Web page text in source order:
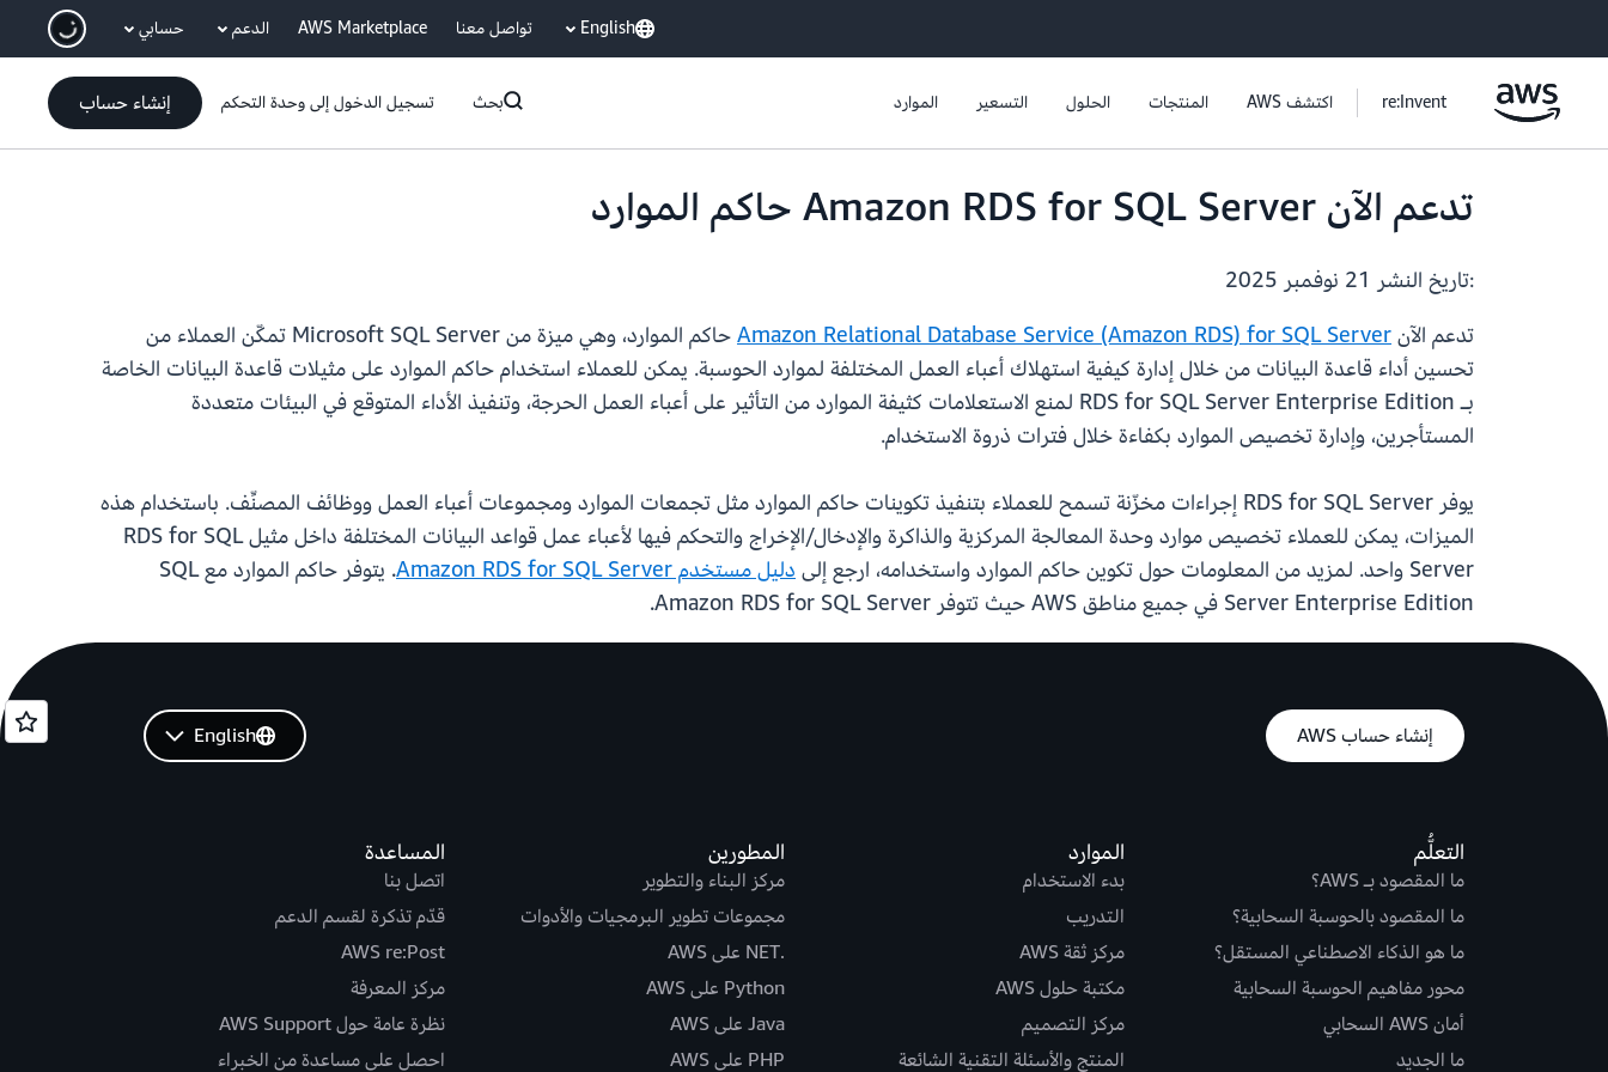
انتقل إلى المحتوى الرئيسي English تواصل معنا AWS Marketplace الدعم حسابي
re:Invent اكتشف AWS المنتجات الحلول التسعير الموارد بحث تسجيل الدخول إلى وحدة التحكم إنشاء حساب
تدعم الآن Amazon RDS for SQL Server حاكم الموارد
:تاريخ النشر
تدعم الآنAmazon Relational Database Service (Amazon RDS) for SQL Server
حاكم الموارد، وهي ميزة من Microsoft SQL Server تمكّن العملاء من
تحسين أداء قاعدة البيانات من خلال إدارة كيفية استهلاك أعباء العمل المختلفة لموارد الحوسبة. يمكن للعملاء استخدام حاكم الموارد على مثيلات قاعدة البيانات الخاصة
بـ RDS for SQL Server Enterprise Edition لمنع الاستعلامات كثيفة الموارد من التأثير على أعباء العمل الحرجة، وتنفيذ الأداء المتوقع في البيئات متعددة
المستأجرين، وإدارة تخصيص الموارد بكفاءة خلال فترات ذروة الاستخدام.
يوفر RDS for SQL Server إجراءات مخزّنة تسمح للعملاء بتنفيذ تكوينات حاكم الموارد مثل تجمعات الموارد ومجموعات أعباء العمل ووظائف المصنِّف. باستخدام هذه
الميزات، يمكن للعملاء تخصيص موارد وحدة المعالجة المركزية والذاكرة والإدخال/الإخراج والتحكم فيها لأعباء عمل قواعد البيانات المختلفة داخل مثيل RDS for SQL
Server واحد. لمزيد من المعلومات حول تكوين حاكم الموارد واستخدامه، ارجع إلى
دليل مستخدم Amazon RDS for SQL Server
. يتوفر حاكم الموارد مع SQL
Server Enterprise Edition في جميع مناطق AWS حيث تتوفر Amazon RDS for SQL Server.
إنشاء حساب AWS
التعلُّم
ما المقصود بـ AWS؟
ما المقصود بالحوسبة السحابية؟
ما هو الذكاء الاصطناعي المستقل؟
محور مفاهيم الحوسبة السحابية
أمان AWS السحابي
ما الجديد
الموارد
بدء الاستخدام
التدريب
مركز ثقة AWS
مكتبة حلول AWS
مركز التصميم
المنتج والأسئلة التقنية الشائعة
المطورين
مركز البناء والتطوير
مجموعات تطوير البرمجيات والأدوات
.NET على AWS
Python على AWS
Java على AWS
PHP على AWS
المساعدة
اتصل بنا
قدّم تذكرة لقسم الدعم
AWS re:Post
مركز المعرفة
نظرة عامة حول AWS Support
احصل على مساعدة من الخبراء
English